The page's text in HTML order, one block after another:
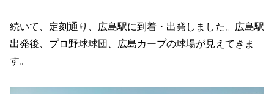
続いて、定刻通り、広島駅に到着・出発しました。広島駅
出発後、プロ野球球団、広島カープの球場が見えてきま
す。